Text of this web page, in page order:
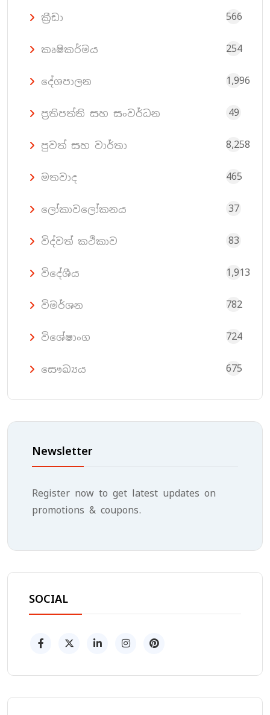
ක්‍රීඩා 566
කෘෂිකර්මය 254
දේශපාලන 1,996
ප්‍රතිපත්ති සහ සංවර්ධන 49
පුවත් සහ වාර්තා 8,258
මතවාද 465
ලෝකාවලෝකනය 37
විද්වත් කථිකාව 83
විදේශීය 1,913
විමර්ශන 782
විශේෂාංග 724
සෞඛ්‍යය 675
Newsletter
Register now to get latest updates on
promotions & coupons.
SOCIAL